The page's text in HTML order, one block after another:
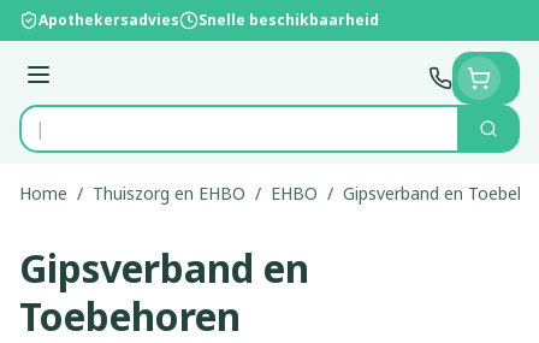
Ga naar de inhoud
Apothekersadvies Snelle beschikbaarheid
Menu
Product, merk, categorie...
Zoek
Home / Thuiszorg en EHBO / EHBO / Gipsverband en
Gipsverband en
Toebehoren